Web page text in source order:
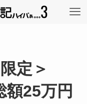
定＞
額25万円